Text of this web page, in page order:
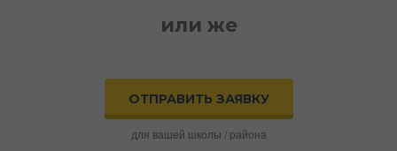
или же
ОТПРАВИТЬ ЗАЯВКУ
для вашей школы / района